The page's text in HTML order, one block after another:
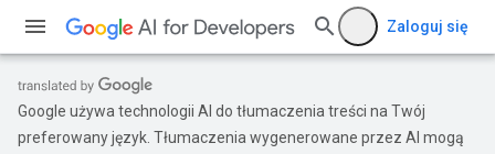
Zaloguj się
Google używa technologii AI do tłumaczenia treści na Twój
preferowany język. Tłumaczenia wygenerowane przez AI mogą